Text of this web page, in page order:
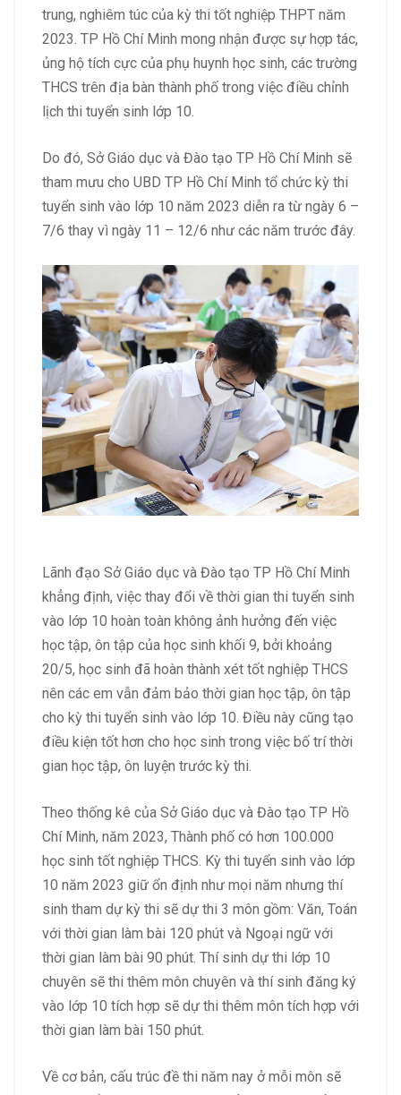
trung, nghiêm túc của kỳ thi tốt nghiệp THPT năm
2023. TP Hồ Chí Minh mong nhận được sự hợp tác,
ủng hộ tích cực của phụ huynh học sinh, các trường
THCS trên địa bàn thành phố trong việc điều chỉnh
lịch thi tuyển sinh lớp 10.
Do đó, Sở Giáo dục và Đào tạo TP Hồ Chí Minh sẽ
tham mưu cho UBD TP Hồ Chí Minh tổ chức kỳ thi
tuyển sinh vào lớp 10 năm 2023 diễn ra từ ngày 6 –
7/6 thay vì ngày 11 – 12/6 như các năm trước đây.
Lãnh đạo Sở Giáo dục và Đào tạo TP Hồ Chí Minh
khẳng định, việc thay đổi về thời gian thi tuyển sinh
vào lớp 10 hoàn toàn không ảnh hưởng đến việc
học tập, ôn tập của học sinh khối 9, bởi khoảng
20/5, học sinh đã hoàn thành xét tốt nghiệp THCS
nên các em vẫn đảm bảo thời gian học tập, ôn tập
cho kỳ thi tuyển sinh vào lớp 10. Điều này cũng tạo
điều kiện tốt hơn cho học sinh trong việc bố trí thời
gian học tập, ôn luyện trước kỳ thi.
Theo thống kê của Sở Giáo dục và Đào tạo TP Hồ
Chí Minh, năm 2023, Thành phố có hơn 100.000
học sinh tốt nghiệp THCS. Kỳ thi tuyển sinh vào lớp
10 năm 2023 giữ ổn định như mọi năm nhưng thí
sinh tham dự kỳ thi sẽ dự thi 3 môn gồm: Văn, Toán
với thời gian làm bài 120 phút và Ngoại ngữ với
thời gian làm bài 90 phút. Thí sinh dự thi lớp 10
chuyên sẽ thi thêm môn chuyên và thí sinh đăng ký
vào lớp 10 tích hợp sẽ dự thi thêm môn tích hợp với
thời gian làm bài 150 phút.
Về cơ bản, cấu trúc đề thi năm nay ở mỗi môn sẽ